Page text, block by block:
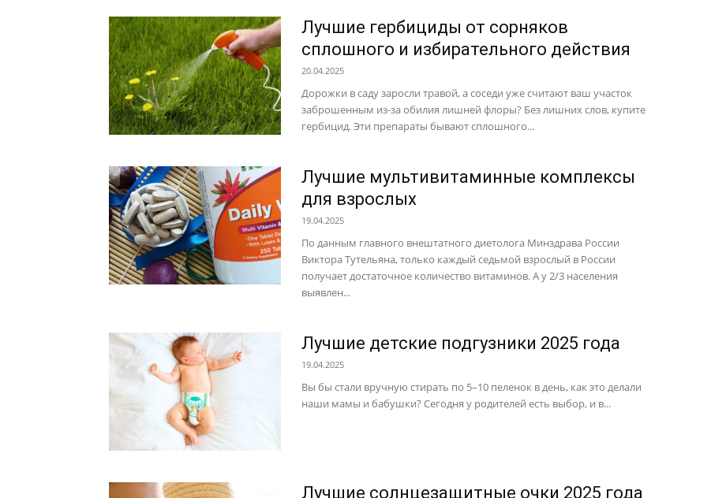
Лучшие гербициды от сорняков
сплошного и избирательного действия
20.04.2025
Дорожки в саду заросли травой, а соседи уже считают ваш участок
заброшенным из-за обилия лишней флоры? Без лишних слов, купите
гербицид. Эти препараты бывают сплошного...
Лучшие мультивитаминные комплексы
для взрослых
19.04.2025
По данным главного внештатного диетолога Минздрава России
Виктора Тутельяна, только каждый седьмой взрослый в России
получает достаточное количество витаминов. А у 2/3 населения
выявлен...
Лучшие детские подгузники 2025 года
19.04.2025
Вы бы стали вручную стирать по 5–10 пеленок в день, как это делали
наши мамы и бабушки? Сегодня у родителей есть выбор, и в...
Лучшие солнцезащитные очки 2025 года